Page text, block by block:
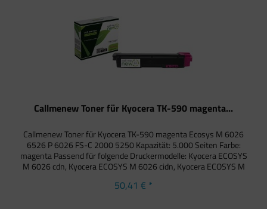
Callmenew Toner für Kyocera TK-590 magenta...
Callmenew Toner für Kyocera TK-590 magenta Ecosys M 6026
6526 P 6026 FS-C 2000 5250 Kapazität: 5.000 Seiten Farbe:
magenta Passend für folgende Druckermodelle: Kyocera ECOSYS
M 6026 cdn, Kyocera ECOSYS M 6026 cidn, Kyocera ECOSYS M
50,41 € *